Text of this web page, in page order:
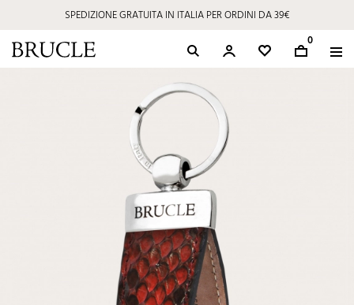
SPEDIZIONE GRATUITA IN ITALIA PER ORDINI DA 39€
0